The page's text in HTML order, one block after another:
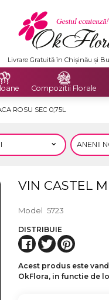
Livrare Gratuită în Chișinău și
Compozitii Florale
ROSU SEC 0,75L
VIN CASTEL
Model 5723
DISTRIBUIE
Acest produs este
OkFlora, in functie de